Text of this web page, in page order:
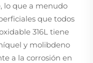
lo que a menudo
que todos
316L tiene
y molibdeno
a la corrosión en